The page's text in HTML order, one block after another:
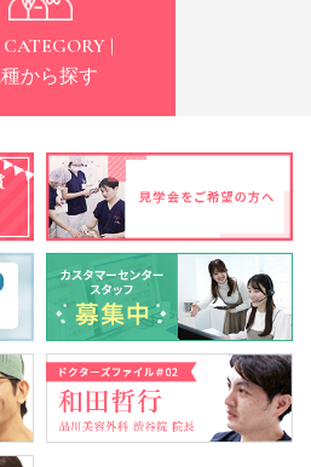
CATEGORY |
から探す